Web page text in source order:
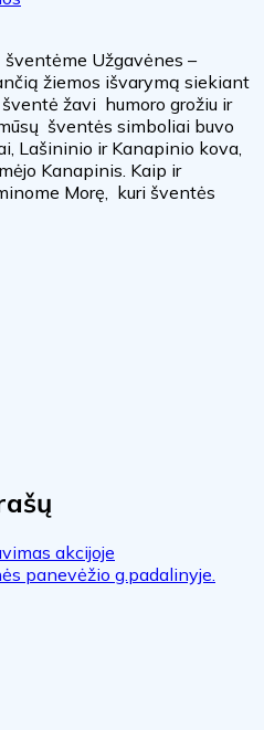
Užgavėnes –
žiemos išvarymą siekiant
žavi humoro grožiu ir
šventės simboliai buvo
Lašininio ir Kanapinio kova,
Kanapinis. Kaip ir
Morę, kuri šventės
akcijoje
panevėžio g.padalinyje.